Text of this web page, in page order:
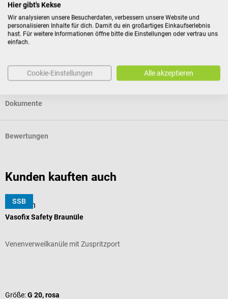
Gründen des Gesundheitsschutzes oder der Hygiene nicht
zur Rückgabe geeignet sind, wenn ihre Versiegelung nach
der Lieferung entfernt wurde.
Produktidentifikation
Dokumente
Bewertungen
Kunden kauften auch
SSB
B. Braun
Vasofix Safety Braunüle
Venenverweilkanüle mit Zuspritzport
Größe:G 20, rosa
Hier gibt's Kekse
Wir analysieren unsere Besucherdaten, verbessern unsere Website und
personalisieren Inhalte für dich. Damit du ein großartiges Einkaufserlebnis
hast. Für weitere Informationen öffne bitte die Einstellungen oder vertrau uns
einfach.
Cookie-Einstellungen Alle akzeptieren